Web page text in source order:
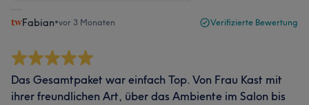
Fabian•vor 3 Monaten Verifizierte Bewertung
Das Gesamtpaket war einfach Top. Von Frau Kast mit
ihrer freundlichen Art, über das Ambiente im Salon bis